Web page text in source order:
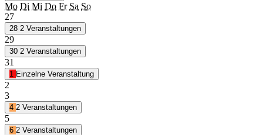
Mo Di Mi Do Fr Sa So
27
28 2 Veranstaltungen
29
30 2 Veranstaltungen
31
1 Einzelne Veranstaltung
2
3
4 2 Veranstaltungen
5
6 2 Veranstaltungen